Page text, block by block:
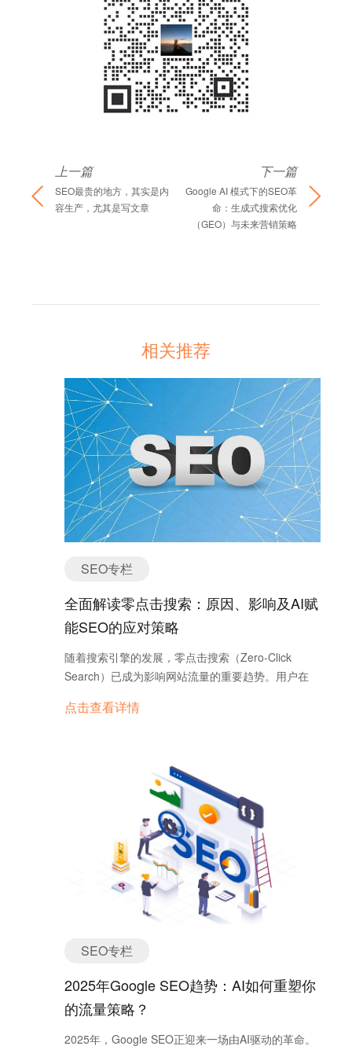
上一篇
SEO最贵的地方，其实是内
容生产，尤其是写文章
下一篇
Google AI 模式下的SEO革
命：生成式搜索优化
（GEO）与未来营销策略
相关推荐
SEO专栏
全面解读零点击搜索：原因、影响及AI赋
能SEO的应对策略
随着搜索引擎的发展，零点击搜索（Zero-Click
Search）已成为影响网站流量的重要趋势。用户在
何链接，这种现象既反映了用户行为的转变，也对
的应对策略等方面进行全面解析。 1. 什么是零点击
搜索？ 零点击搜索是指用户在搜索引擎页面直接获
取所需信息的行为，无需点击外部网站链接即可完成
需求。这一现象由Google通过知识面板、精选摘要等
功能优化推动，近年来在全球范围内呈现快速增长趋
势： 数据统计： 美国58.5%的Google搜索和欧盟
59.7%的搜索以零点击结束。 影响显著： 对依赖搜
索流量的网站来说，零点击搜索直接减少了潜在访客
数量。 2. 零点击搜索的主要驱动因素 （1）
以及直接操作功能（如航班查询、汇率转换等）吸引
用户留在其平台内，提高其服务黏性。 （2）用户
行为变化 现代用户尤其是移动端用户，倾向于快速获
取信息，直接答案的搜索方式更符合即时需求。
（3）技术与算法优化 Google的算法更加智能，能够
点击查看详情
SEO专栏
2025年Google SEO趋势：AI如何重塑你
的流量策略？
2025年，Google SEO正迎来一场由AI驱动的革命。